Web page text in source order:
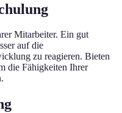
Mitarbeiter. Ein gut
auf die
zu reagieren. Bieten
die Fähigkeiten Ihrer